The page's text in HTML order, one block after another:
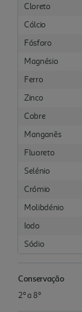
Cloreto
Cálcio
Fósforo
Magnésio
Ferro
Zinco
Cobre
Manganês
Fluoreto
Selénio
Crómio
Molibdénio
Iodo
Sódio
Conservação
2º a 8º